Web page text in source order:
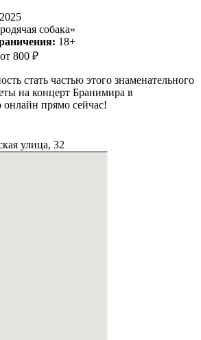
собака»
18+
от 800 ₽
стать частью этого знаменательного
на концерт Бранимира в
прямо сейчас!
улица, 32